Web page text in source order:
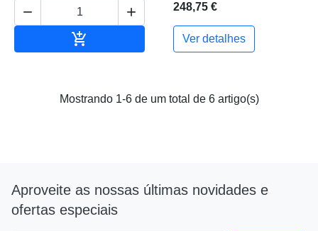
 
 Adicionar ao carrinho
248,75 €
Ver detalhes
Mostrando 1-6 de um total de 6 artigo(s)
Aproveite as nossas últimas novidades e
ofertas especiais